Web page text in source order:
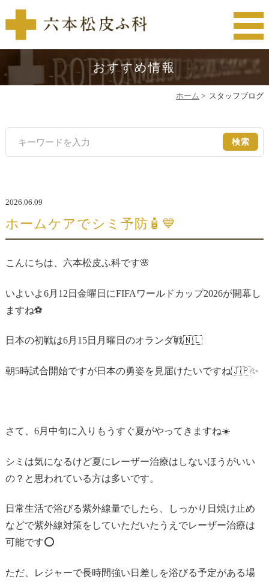
おすすめ情報
ホーム > スタッフブログ
検索
2026.06.09
ホームケアでシミ予防🧴💙
こんにちは、六本松皮ふ科です🌸
いよいよ6月 12 日金曜日にFIFA ワールドカップ2026が開幕し
ますね⚽️
日本の初戦は6月 15日月曜日のオランダ戦🇳🇱
朝5時試合開始ですが日本の勇姿を見届けたいですね🇯🇵✨
さて、 6月中旬に入りもうすぐ夏がやってきますね☀️
シミは気になるけど夏にレーザー治療はしないほうがいい
の？と思われている方は多いです。
日常生活で浴びる紫外線量でしたら、しっかり日焼け止め
などで紫外線対策をしていただいたうえでレーザー治療は
可能です⭕️
ただ、レジャーで長時間強い日差しを浴びる予定がある場